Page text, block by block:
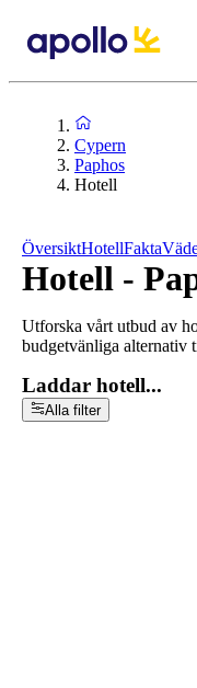
Cypern
Paphos
Hotell
ÖversiktHotellFakta
Hotell -
Utforska vårt utbud av
budgetvänliga alternativ
Laddar hotell...
Alla filter